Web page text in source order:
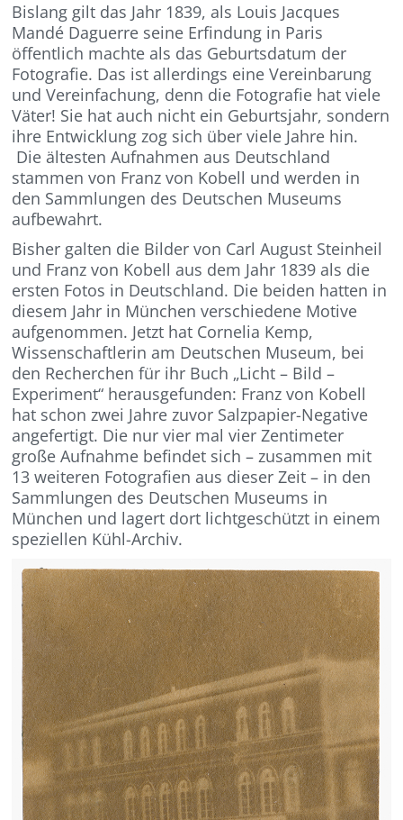
Bislang gilt das Jahr 1839, als Louis Jacques
Mandé Daguerre seine Erfindung in Paris
öffentlich machte als das Geburtsdatum der
Fotografie. Das ist allerdings eine Vereinbarung
und Vereinfachung, denn die Fotografie hat viele
Väter! Sie hat auch nicht ein Geburtsjahr, sondern
ihre Entwicklung zog sich über viele Jahre hin.
Die ältesten Aufnahmen aus Deutschland
stammen von Franz von Kobell und werden in
den Sammlungen des Deutschen Museums
aufbewahrt.
Bisher galten die Bilder von Carl August Steinheil
und Franz von Kobell aus dem Jahr 1839 als die
ersten Fotos in Deutschland. Die beiden hatten in
diesem Jahr in München verschiedene Motive
aufgenommen. Jetzt hat Cornelia Kemp,
Wissenschaftlerin am Deutschen Museum, bei
den Recherchen für ihr Buch „Licht – Bild –
Experiment“ herausgefunden: Franz von Kobell
hat schon zwei Jahre zuvor Salzpapier-Negative
angefertigt. Die nur vier mal vier Zentimeter
große Aufnahme befindet sich – zusammen mit
13 weiteren Fotografien aus dieser Zeit – in den
Sammlungen des Deutschen Museums in
München und lagert dort lichtgeschützt in einem
speziellen Kühl-Archiv.